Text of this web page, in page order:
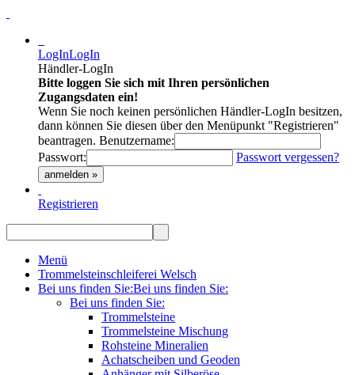
LogInLogIn
Händler-LogIn
Bitte loggen Sie sich mit Ihren persönlichen
Zugangsdaten ein!
Wenn Sie noch keinen persönlichen Händler-LogIn besitzen,
dann können Sie diesen über den Menüpunkt "Registrieren"
beantragen. Benutzername:
Passwort:
Passwort vergessen?
anmelden »
Registrieren
Menü
Trommelsteinschleiferei Welsch
Bei uns finden Sie:Bei uns finden Sie:
Bei uns finden Sie:
Trommelsteine
Trommelsteine Mischung
Rohsteine Mineralien
Achatscheiben und Geoden